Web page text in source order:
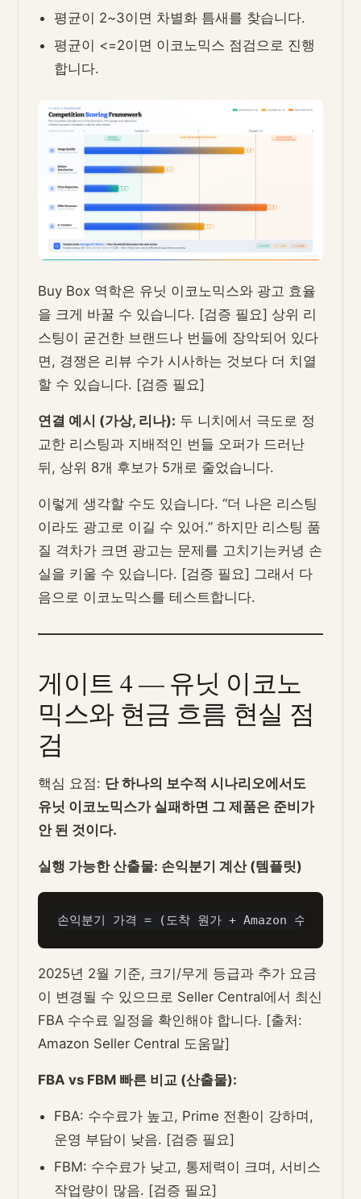
평균이 2~3이면 차별화 틈새를 찾습니다.
평균이 <=2이면 이코노믹스 점검으로 진행
합니다.
Buy Box 역학은 유닛 이코노믹스와 광고 효율
을 크게 바꿀 수 있습니다. [검증 필요] 상위 리
스팅이 굳건한 브랜드나 번들에 장악되어 있다
면, 경쟁은 리뷰 수가 시사하는 것보다 더 치열
할 수 있습니다. [검증 필요]
연결 예시 (가상, 리나): 두 니치에서 극도로 정
교한 리스팅과 지배적인 번들 오퍼가 드러난
뒤, 상위 8개 후보가 5개로 줄었습니다.
이렇게 생각할 수도 있습니다. “더 나은 리스팅
이라도 광고로 이길 수 있어.” 하지만 리스팅 품
질 격차가 크면 광고는 문제를 고치기는커녕 손
실을 키울 수 있습니다. [검증 필요] 그래서 다
음으로 이코노믹스를 테스트합니다.
게이트 4 — 유닛 이코노
믹스와 현금 흐름 현실 점
검
핵심 요점: 단 하나의 보수적 시나리오에서도
유닛 이코노믹스가 실패하면 그 제품은 준비가
안 된 것이다.
실행 가능한 산출물: 손익분기 계산 (템플릿)
2025년 2월 기준, 크기/무게 등급과 추가 요금
이 변경될 수 있으므로 Seller Central에서 최신
FBA 수수료 일정을 확인해야 합니다. [출처:
Amazon Seller Central 도움말]
FBA vs FBM 빠른 비교 (산출물):
FBA: 수수료가 높고, Prime 전환이 강하며,
운영 부담이 낮음. [검증 필요]
FBM: 수수료가 낮고, 통제력이 크며, 서비스
작업량이 많음. [검증 필요]